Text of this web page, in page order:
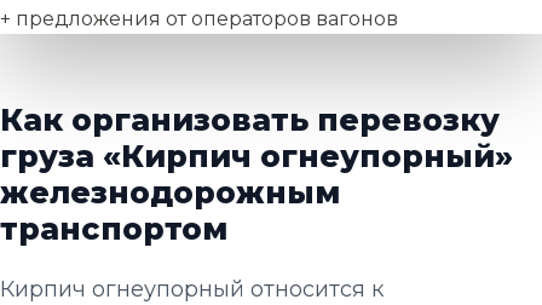
+ предложения от операторов вагонов
Как организовать перевозку
груза «Кирпич огнеупорный»
железнодорожным
транспортом
Кирпич огнеупорный относится к